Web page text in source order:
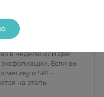
ухода. Уход
ежедневное
в неделю или две
Если вы
и SPF-
на этапы